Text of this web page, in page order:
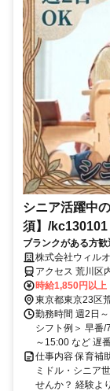
シニア活躍中
須】/kc130101
ブランクがある方
ませんか？書き物
株式会社ウィル
アクセス 荒川区
時給1,850円以上
東京都東京23区
勤務時間 週2日
シフト例＞ 早番
～15:00 など 遅
仕事内容 保育補
ミドル・シニア
せんか？ 経験よ